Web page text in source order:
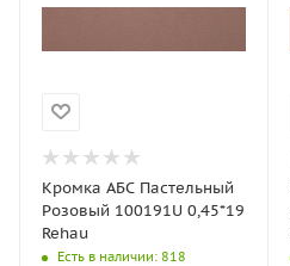
Кромка АБС Пастельный
Розовый 100191U 0,45*19
Rehau
Есть в наличии: 818